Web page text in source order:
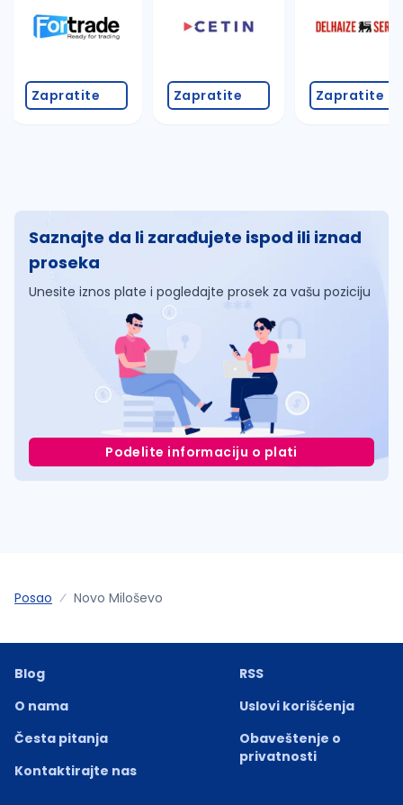
Zapratite Zapratite Zapratite
Saznajte da li zarađujete ispod ili iznad
proseka
Unesite iznos plate i pogledajte prosek za vašu poziciju
Podelite informaciju o plati
Posao Novo Miloševo
Blog
O nama
Česta pitanja
Kontaktirajte nas
RSS
Uslovi korišćenja
Obaveštenje o
privatnosti